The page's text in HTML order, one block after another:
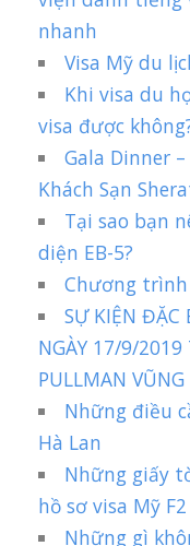
nhanh
Visa Mỹ du
Khi visa du
visa được
Gala Dinner
Khách Sạn
Tại sao bạn
diện EB-5?
Chương trình
SỰ KIỆN
NGÀY 17/9/2019
PULLMAN VŨNG
Những điều
Hà Lan
Những giấy
hồ sơ visa Mỹ F2
Những gì